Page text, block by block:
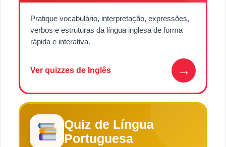
Pratique vocabulário, interpretação, expressões,
verbos e estruturas da língua inglesa de forma
rápida e interativa.
Ver quizzes de Inglês →
Quiz de Língua
Portuguesa